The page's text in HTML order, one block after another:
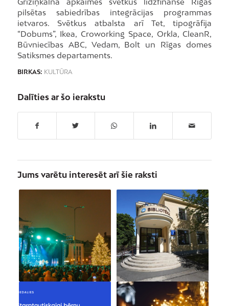
pilsētas sabiedrības integrācijas programmas
ietvaros. Svētkus atbalsta arī Tet, tipogrāfija
“Dobums”, Ikea, Croworking Space, Orkla, CleanR,
Būvniecības ABC, Vedam, Bolt un Rīgas domes
Satiksmes departaments.
BIRKAS: KULTŪRA
Dalīties ar šo ierakstu
Jums varētu interesēt arī šie raksti